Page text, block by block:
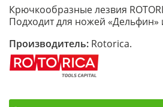
Крючкообразные лезвия
Подходит для ножей «Дельфин»
Производитель: Rotorica.